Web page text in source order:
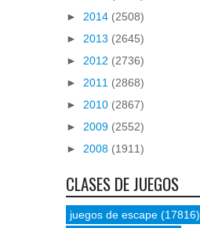
► 2014 (2508)
► 2013 (2645)
► 2012 (2736)
► 2011 (2868)
► 2010 (2867)
► 2009 (2552)
► 2008 (1911)
CLASES DE JUEGOS
juegos de escape (17816)